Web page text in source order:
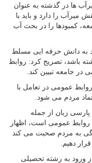
ها در گذشته به عنوان
میرآب را دارد و باید با
کمبودها را در بحث آب
به دانش حرفه ایی مسلط
باشد، تصریح کرد: روابط
در جامعه تبیین کند.
عمومی در تعامل با
مردم می شود.
پارسی زبان از جمله
عمومی است، اظهار
به مردم صحبت می کند
دهیم.
ورود به رشته تحصیلی